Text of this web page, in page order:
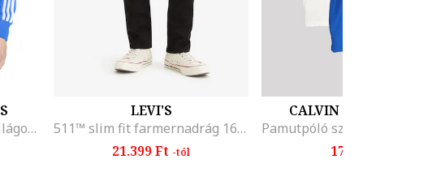
Cipzáros logós pulóver, Világoskék
LEVI'S
511™ slim fit farmernadrág 16, Fekete
21.399 Ft -tól
CALVIN KLEIN JEANS
17.599 Ft